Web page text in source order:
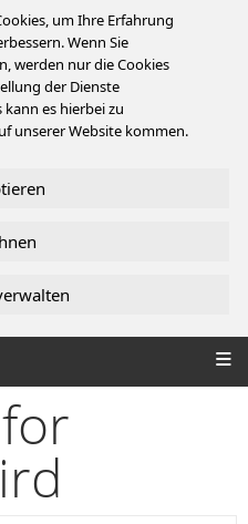
um Ihre Erfahrung
Wenn Sie
werden nur die Cookies
der Dienste
es hierbei zu
unserer Website kommen.